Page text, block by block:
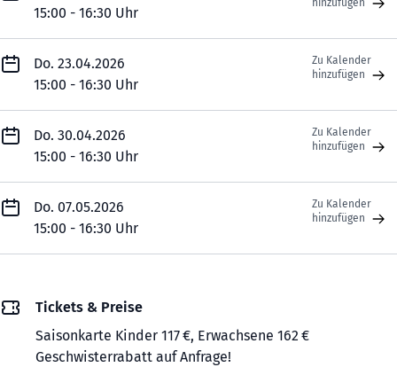
15:00 - 16:30 Uhr
hinzufügen
Do. 23.04.2026
15:00 - 16:30 Uhr
Zu Kalender
hinzufügen
Do. 30.04.2026
15:00 - 16:30 Uhr
Zu Kalender
hinzufügen
Do. 07.05.2026
15:00 - 16:30 Uhr
Zu Kalender
hinzufügen
Tickets & Preise
Saisonkarte Kinder 117 €, Erwachsene 162 €
Geschwisterrabatt auf Anfrage!